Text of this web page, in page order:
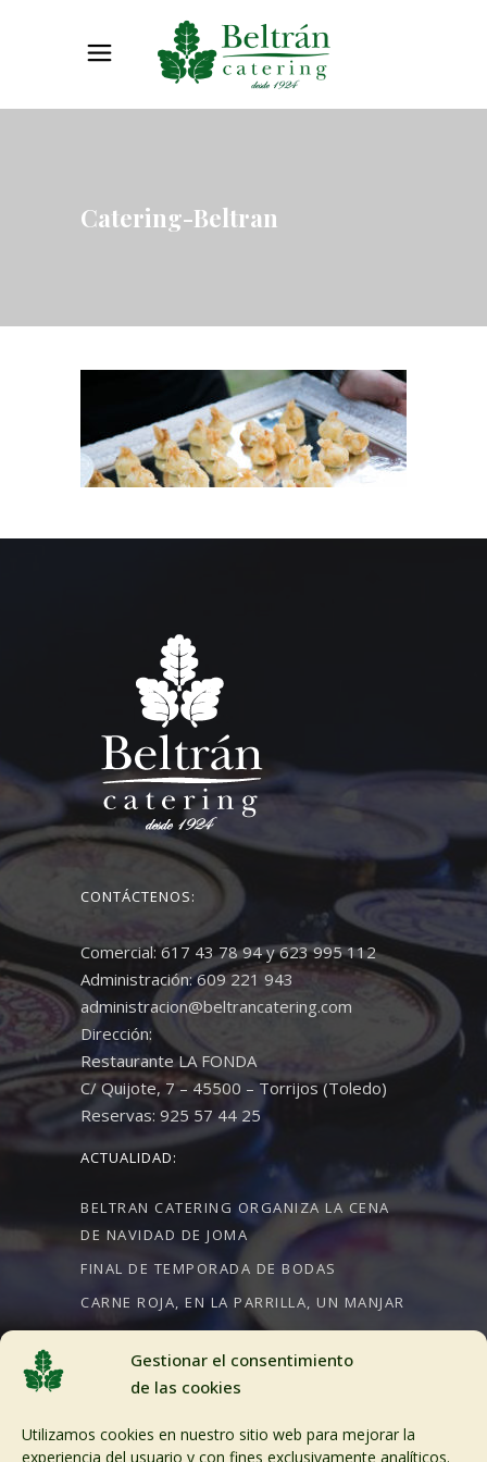
Gestionar el consentimiento
de las cookies
Utilizamos cookies en nuestro sitio web para mejorar la
experiencia del usuario y con fines exclusivamente analíticos.
Catering-Beltran
CONTÁCTENOS:
Comercial: 617 43 78 94 y 623 995 112
Administración: 609 221 943
administracion@beltrancatering.com
Dirección:
Restaurante LA FONDA
C/ Quijote, 7 – 45500 – Torrijos (Toledo)
Reservas: 925 57 44 25
ACTUALIDAD:
BELTRAN CATERING ORGANIZA LA CENA
DE NAVIDAD DE JOMA
FINAL DE TEMPORADA DE BODAS
CARNE ROJA, EN LA PARRILLA, UN MANJAR
CRÉDITOS:
Aviso Legal